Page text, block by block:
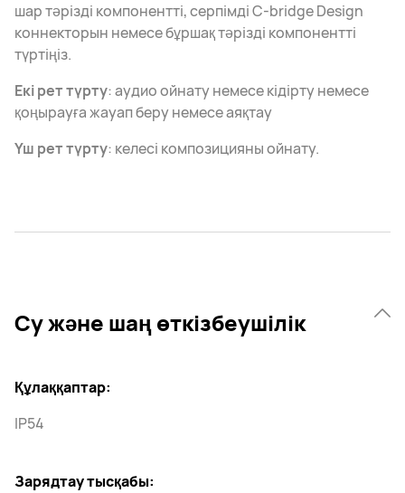
шар тәрізді компонентті, серпімді C-bridge Design
коннекторын немесе бұршақ тәрізді компонентті
түртіңіз.
Екі рет түрту: аудио ойнату немесе кідірту немесе
қоңырауға жауап беру немесе аяқтау
Үш рет түрту: келесі композицияны ойнату.
Су және шаң өткізбеушілік
Құлаққаптар:
IP54
Зарядтау тысқабы: